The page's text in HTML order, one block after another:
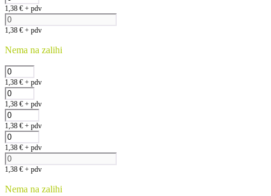
1,38 € + pdv
1,38 € + pdv
Nema na zalihi
1,38 € + pdv
1,38 € + pdv
1,38 € + pdv
1,38 € + pdv
1,38 € + pdv
Nema na zalihi